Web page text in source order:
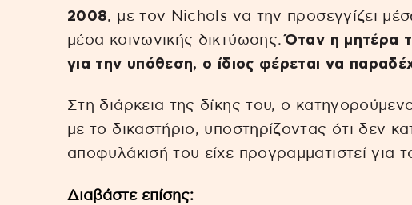
2008, με τον Nichols να την προσεγγίζει
μέσα κοινωνικής δικτύωσης.Όταν η μητέρα
για την υπόθεση, ο ίδιος φέρεται να
Στη διάρκεια της δίκης του, ο
με το δικαστήριο, υποστηρίζοντας ότι δεν
αποφυλάκισή του είχε προγραμματιστεί για
Διαβάστε επίσης: